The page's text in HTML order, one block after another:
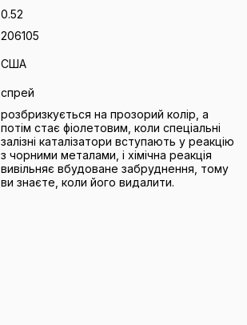
0.52
206105
США
спрей
розбризкується на прозорий колір, а
потім стає фіолетовим, коли спеціальні
залізні каталізатори вступають у реакцію
з чорними металами, і хімічна реакція
вивільняє вбудоване забруднення, тому
ви знаєте, коли його видалити.